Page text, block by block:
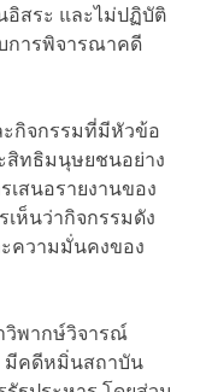
อิสระ และไม่ปฏิบัติ
การพิจารณาคดี
ะกิจกรรมที่มีหัวข้อ
สิทธิมนุษยชนอย่าง
เสนอรายงานของ
ห็นว่ากิจกรรมดัง
ความมั่นคงของ
วิพากษ์วิจารณ์
มีคดีหมิ่นสถาบัน